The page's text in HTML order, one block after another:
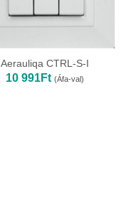
Aerauliqa CTRL-S-I
10 991Ft (Áfa-val)